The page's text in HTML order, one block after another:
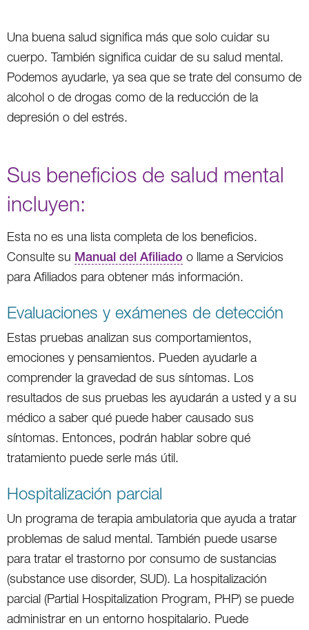
Una buena salud significa más que solo cuidar su
cuerpo. También significa cuidar de su salud mental.
Podemos ayudarle, ya sea que se trate del consumo de
alcohol o de drogas como de la reducción de la
depresión o del estrés.
Sus beneficios de salud mental
incluyen:
Esta no es una lista completa de los beneficios.
Consulte su Manual del Afiliado o llame a Servicios
para Afiliados para obtener más información.
Evaluaciones y exámenes de detección
Estas pruebas analizan sus comportamientos,
emociones y pensamientos. Pueden ayudarle a
comprender la gravedad de sus síntomas. Los
resultados de sus pruebas les ayudarán a usted y a su
médico a saber qué puede haber causado sus
síntomas. Entonces, podrán hablar sobre qué
tratamiento puede serle más útil.
Hospitalización parcial
Un programa de terapia ambulatoria que ayuda a tratar
problemas de salud mental. También puede usarse
para tratar el trastorno por consumo de sustancias
(substance use disorder, SUD). La hospitalización
parcial (Partial Hospitalization Program, PHP) se puede
administrar en un entorno hospitalario. Puede